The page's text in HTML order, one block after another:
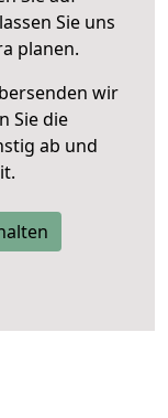
Sie uns
planen.
wir
Sie die
ab und